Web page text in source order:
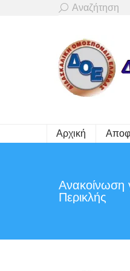
Search:
Αναζήτηση
Αρχική
Ανακοίνωση
Περικλής